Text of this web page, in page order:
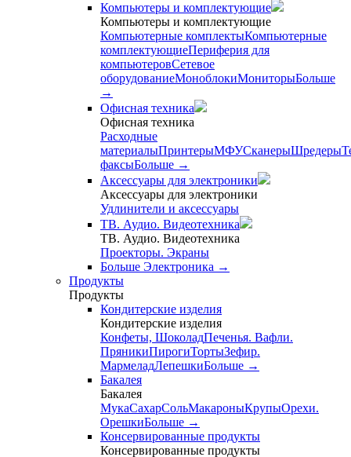
Компьютеры и комплектующие
Компьютеры и комплектующие
Компьютерные комплектыКомпьютерные
комплектующиеПериферия для
компьютеровСетевое
оборудованиеМоноблокиМониторыБольше
→
Офисная техника
Офисная техника
Расходные
материалыПринтерыМФУСканерыШредеры
факсыБольше →
Аксессуары для электроники
Аксессуары для электроники
Удлинители и аксессуары
ТВ. Аудио. Видеотехника
ТВ. Аудио. Видеотехника
Проекторы. Экраны
Больше Электроника →
Продукты
Продукты
Кондитерские изделия
Кондитерские изделия
Конфеты, ШоколадПеченья. Вафли.
ПряникиПирогиТортыЗефир.
МармеладЛепешкиБольше →
Бакалея
Бакалея
МукаСахарСольМакароныКрупыОрехи.
ОрешкиБольше →
Консервированные продукты
Консервированные продукты